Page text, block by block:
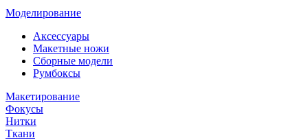
Моделирование
Аксессуары
Макетные ножи
Сборные модели
Румбоксы
Макетирование
Фокусы
Нитки
Ткани